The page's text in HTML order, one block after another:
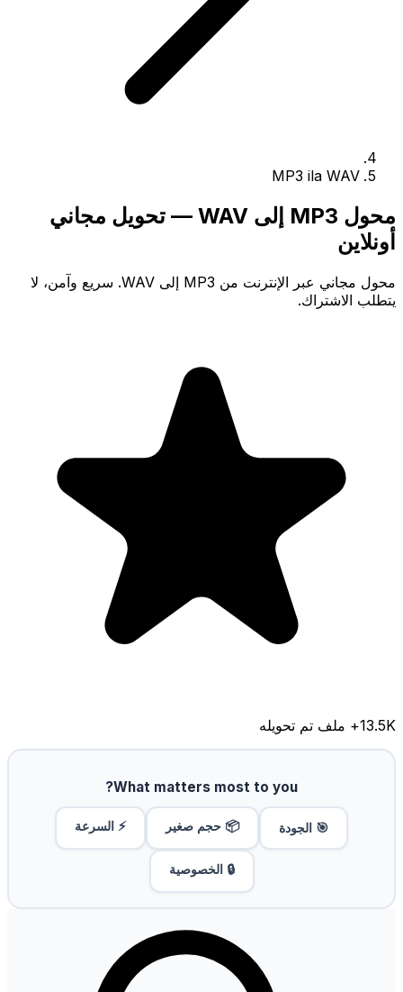
MP3 ila WAV
محول MP3 إلى WAV — تحويل مجاني
أونلاين
محول مجاني عبر الإنترنت من MP3 إلى WAV. سريع وآمن، لا
يتطلب الاشتراك.
13.5K+ ملف تم تحويله
What matters most to you?
🎯 الجودة 📦 حجم صغير ⚡ السرعة
🔒 الخصوصية